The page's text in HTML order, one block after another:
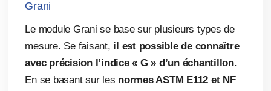
Grani
Le module Grani se base sur plusieurs types de
mesure. Se faisant, il est possible de connaître
avec précision l’indice « G » d’un échantillon.
En se basant sur les normes ASTM E112 et NF